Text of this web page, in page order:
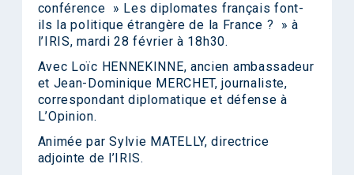
conférence » Les diplomates français font-
ils la politique étrangère de la France ? » à
l’IRIS, mardi 28 février à 18h30.
Avec Loïc HENNEKINNE, ancien ambassadeur
et Jean-Dominique MERCHET, journaliste,
correspondant diplomatique et défense à
L’Opinion.
Animée par Sylvie MATELLY, directrice
adjointe de l’IRIS.